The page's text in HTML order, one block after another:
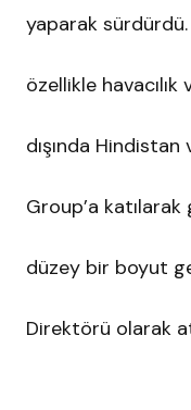
yaparak
özellikle
dışında
Group’a
düzey bir boyut
Direktörü olarak